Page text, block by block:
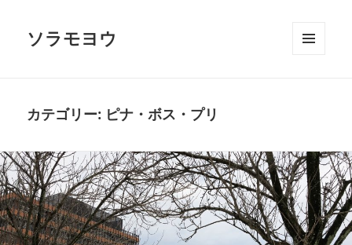
ソラモヨウ
カテゴリー: ピナ・ボス・プリ